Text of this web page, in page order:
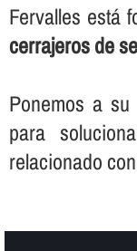
Fervalles está
cerrajeros de
Ponemos a
para
relacionado